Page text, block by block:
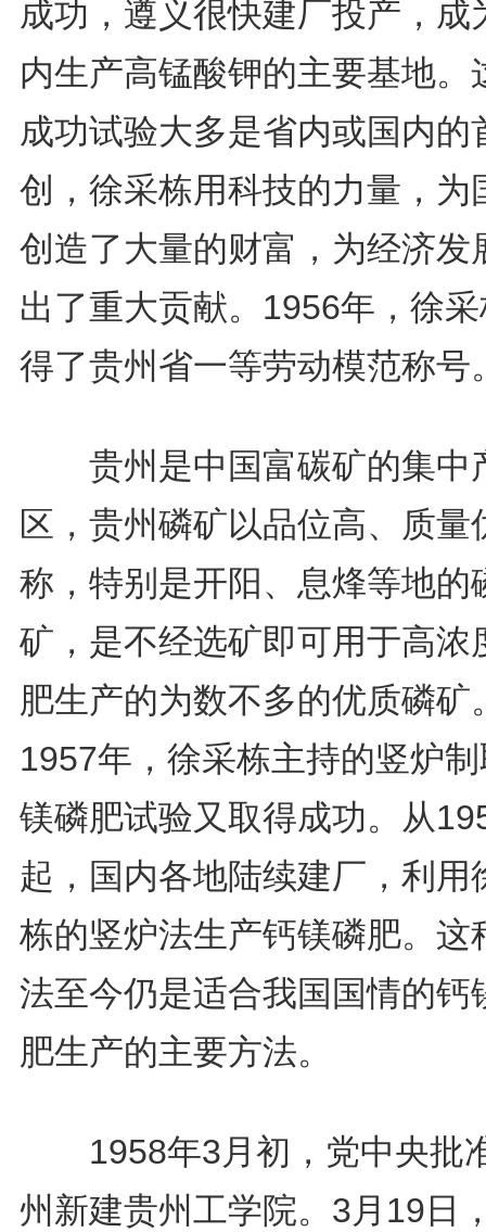
成功，遵义很快建厂投产，成
内生产高锰酸钾的主要基地。
成功试验大多是省内或国内的
创，徐采栋用科技的力量，为
创造了大量的财富，为经济发
出了重大贡献。1956年，徐
得了贵州省一等劳动模范称号
贵州是中国富碳矿的集中
区，贵州磷矿以品位高、质量
称，特别是开阳、息烽等地的
矿，是不经选矿即可用于高浓
肥生产的为数不多的优质磷矿
1957年，徐采栋主持的竖炉
镁磷肥试验又取得成功。从
起，国内各地陆续建厂，利用
栋的竖炉法生产钙镁磷肥。这
法至今仍是适合我国国情的钙
肥生产的主要方法。
1958年3月初，党中央批
州新建贵州工学院。3月19日